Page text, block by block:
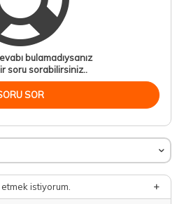
bulamadıysanız
soru sorabilirsiniz..
SOR
istiyorum.